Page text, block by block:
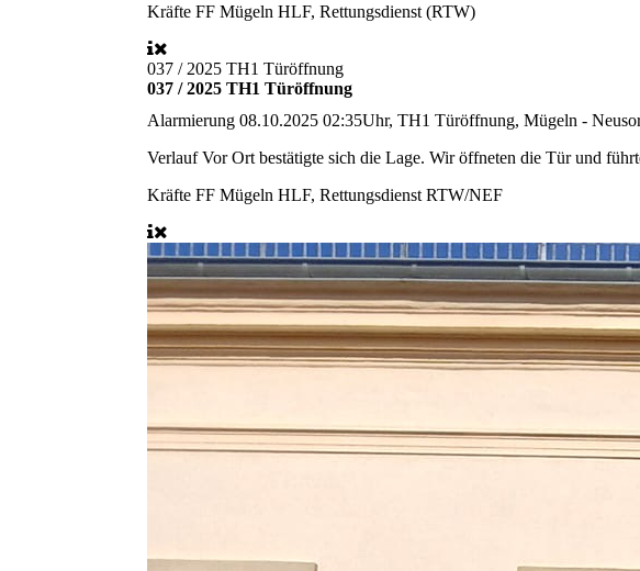
KräfteFF Mügeln HLF, Rettungsdienst (RTW)
037 / 2025 TH1 Türöffnung
037 / 2025 TH1 Türöffnung
Alarmierung08.10.2025 02:35Uhr, TH1 Türöffnung, Mügeln -
VerlaufVor Ort bestätigte sich die Lage. Wir öffneten die Tür und
KräfteFF Mügeln HLF, Rettungsdienst RTW/NEF